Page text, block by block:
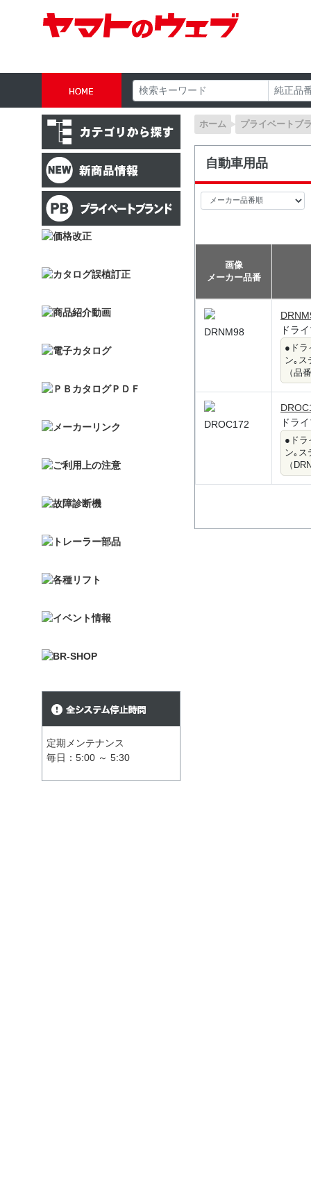
定期メンテナンス
毎日：5:00 ～ 5:30
ホーム プライベートブ
自動車用品
画像
メーカー品番
DRNM98
ドラ
●ドラ
ン｡ス
（品
DROC172
ドラ
●ドラ
ン｡ス
（